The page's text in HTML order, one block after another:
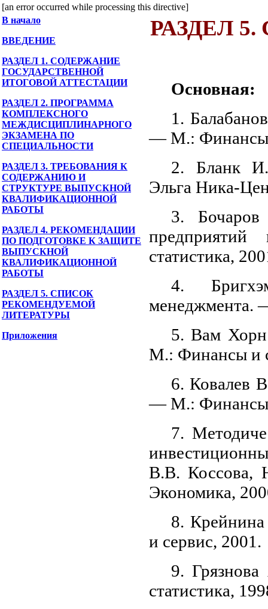
[an error occurred while processing this directive]
В начало
ВВЕДЕНИЕ
РАЗДЕЛ 1. СОДЕРЖАНИЕ
ГОСУДАРСТВЕННОЙ
ИТОГОВОЙ АТТЕСТАЦИИ
РАЗДЕЛ 2. ПРОГРАММА
КОМПЛЕКСНОГО
МЕЖДИСЦИПЛИНАРНОГО
ЭКЗАМЕНА ПО
СПЕЦИАЛЬНОСТИ
РАЗДЕЛ 3. ТРЕБОВАНИЯ К
СОДЕРЖАНИЮ И
СТРУКТУРЕ ВЫПУСКНОЙ
КВАЛИФИКАЦИОННОЙ
РАБОТЫ
РАЗДЕЛ 4. РЕКОМЕНДАЦИИ
ПО ПОДГОТОВКЕ К ЗАЩИТЕ
ВЫПУСКНОЙ
КВАЛИФИКАЦИОННОЙ
РАБОТЫ
РАЗДЕЛ 5. СПИСОК
РЕКОМЕНДУЕМОЙ
ЛИТЕРАТУРЫ
Приложения
РАЗДЕЛ
Основная:
1.
— М.: Финансы
2. Бланк
Эльга Ника-
3.
статистика,
4.
менеджмента.
5. Вам
М.: Финансы и
6. Ковалев
— М.: Финансы
7.
В.В.
Экономика,
8.
и сервис, 2001.
9.
статистика,